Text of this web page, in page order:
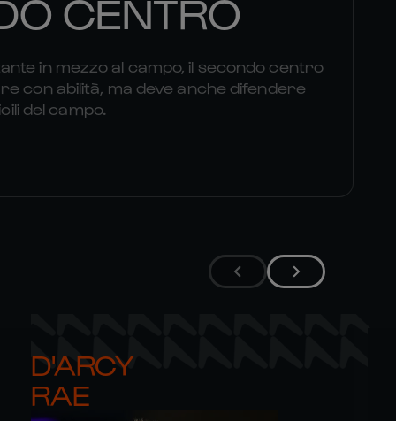
CENTRO
in mezzo al campo, il secondo centro
con abilità, ma deve anche difendere
del campo.
D'ARCY
RAE